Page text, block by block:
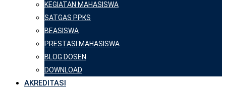
KEGIATAN MAHASISWA
SATGAS PPKS
BEASISWA
PRESTASI MAHASISWA
BLOG DOSEN
DOWNLOAD
AKREDITASI